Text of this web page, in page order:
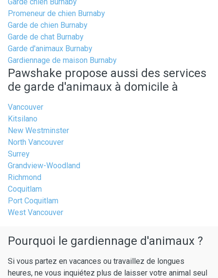
Promeneur de chien Burnaby
Garde de chien Burnaby
Garde de chat Burnaby
Garde d'animaux Burnaby
Gardiennage de maison Burnaby
Pawshake propose aussi des services
de garde d'animaux à domicile à
Vancouver
Kitsilano
New Westminster
North Vancouver
Surrey
Grandview-Woodland
Richmond
Coquitlam
Port Coquitlam
West Vancouver
Pourquoi le gardiennage d'animaux ?
Si vous partez en vacances ou travaillez de longues
heures, ne vous inquiétez plus de laisser votre animal seul